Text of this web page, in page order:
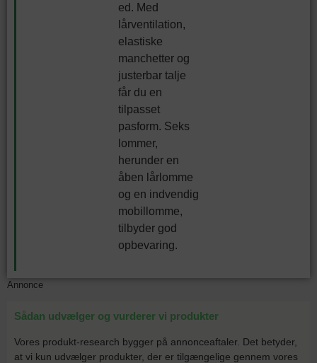
ed. Med
lårventilation,
elastiske
manchetter og
justerbar talje
får du en
tilpasset
pasform. Seks
lommer,
herunder en
åben lårlomme
og en indvendig
mobillomme,
tilbyder god
opbevaring.
Annonce
Sådan udvælger og vurderer vi produkter
Vores produkt-research bygger på annonceaftaler. Det betyder,
at vi kun udvælger produkter, der er tilgængelige gennem vores